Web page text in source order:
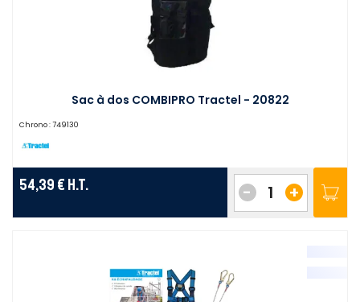
Sac à dos COMBIPRO Tractel - 20822
Chrono : 749130
54,39 € H.T. +
-